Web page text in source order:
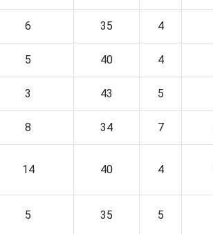
6 35 4
5 40 4
3 43 5
8 34 7
14 40 4
5 35 5